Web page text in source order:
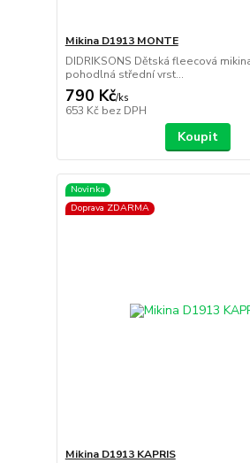
Mikina D1913 MONTE
DIDRIKSONS Dětská fleecová
pohodlná střední vrst...
790 Kč/ks
653 Kč bez DPH
Koupit
Novinka
Doprava ZDARMA
Mikina D1913 KAPRIS